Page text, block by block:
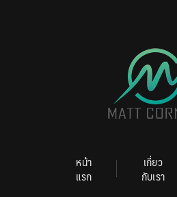
หน้า
แรก
เกี่ยว
กับเรา